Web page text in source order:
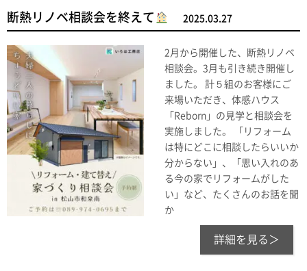
断熱リノベ相談会を終えて 2025.03.27
2月から開催した、断熱リノベ
相談会。3月も引き続き開催し
ました。 計５組のお客様にご
来場いただき、体感ハウス
「Reborn」の見学と相談会を
実施しました。 「リフォーム
は特にどこに相談したらいいか
分からない」、「思い入れのあ
る今の家でリフォームがした
い」など、たくさんのお話を聞
か
詳細を見る＞